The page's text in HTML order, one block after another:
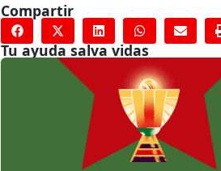
Compartir
Tu ayuda salva vidas